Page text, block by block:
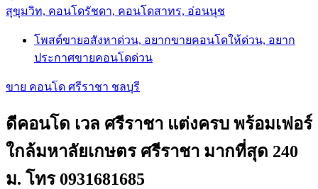
สุขุมวิท, คอนโดรัชดา, คอนโดสาทร, อ่อนนุช
โพสต์ขายอสังหาด่วน, อยากขายคอนโดให้ด่วน, อยาก
ประกาศขายคอนโดด่วน
ขาย คอนโด ศรีราชา ชลบุรี
ดีคอนโด เวล ศรีราชา แต่งครบ พร้อมเฟอร์
ใกล้มหาลัยเกษตร ศรีราชา มากที่สุด 240
ม. โทร 0931681685